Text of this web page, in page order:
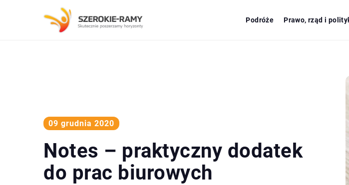
Podróże Prawo, rząd i
09 grudnia 2020
Notes – praktyczny dodatek
do prac biurowych